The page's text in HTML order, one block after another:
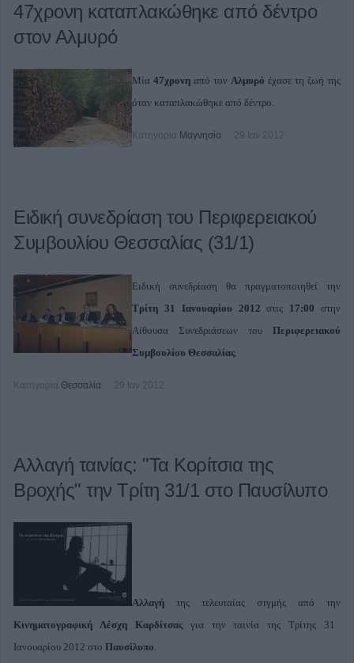
47χρονη καταπλακώθηκε από δέντρο
στον Αλμυρό
Μία 47χρονη από τον Αλμυρό έχασε τη ζωή της
όταν καταπλακώθηκε από δέντρο.
Κατηγορία Μαγνησία 29 Ιαν 2012
Ειδική συνεδρίαση του Περιφερειακού
Συμβουλίου Θεσσαλίας (31/1)
Ειδική συνεδρίαση θα πραγματοποιηθεί την
Τρίτη 31 Ιανουαρίου 2012στις 17:00 στην
Αίθουσα Συνεδριάσεων του Περιφερειακού
Συμβουλίου Θεσσαλίας.
Κατηγορία Θεσσαλία 29 Ιαν 2012
Αλλαγή ταινίας: "Τα Κορίτσια της
Βροχής" την Τρίτη 31/1 στο Παυσίλυπο
Αλλαγή της τελευταίας στγμής από την
Κινηματογραφική Λέσχη Καρδίτσαςγια την ταινία της Τρίτης 31
Ιανουαρίου 2012 στο Παυσίλυπο.